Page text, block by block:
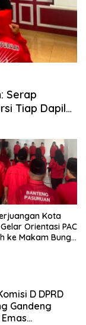
Serap
Tiap Dapil
Kota
Orientasi PAC
ke Makam Bung
D DPRD
Gandeng